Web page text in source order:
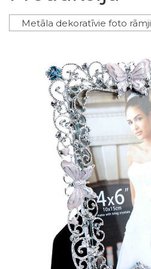
Metāla dekoratīvie foto rāmji